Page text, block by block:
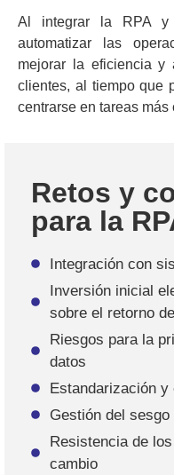
Al integrar la RPA y
automatizar las
mejorar la eficiencia y
clientes, al tiempo que
centrarse en tareas
Retos y
para la
Integración con
Inversión inicial
sobre el retorno
Riesgos para la
datos
Estandarización
Gestión del
Resistencia de
cambio